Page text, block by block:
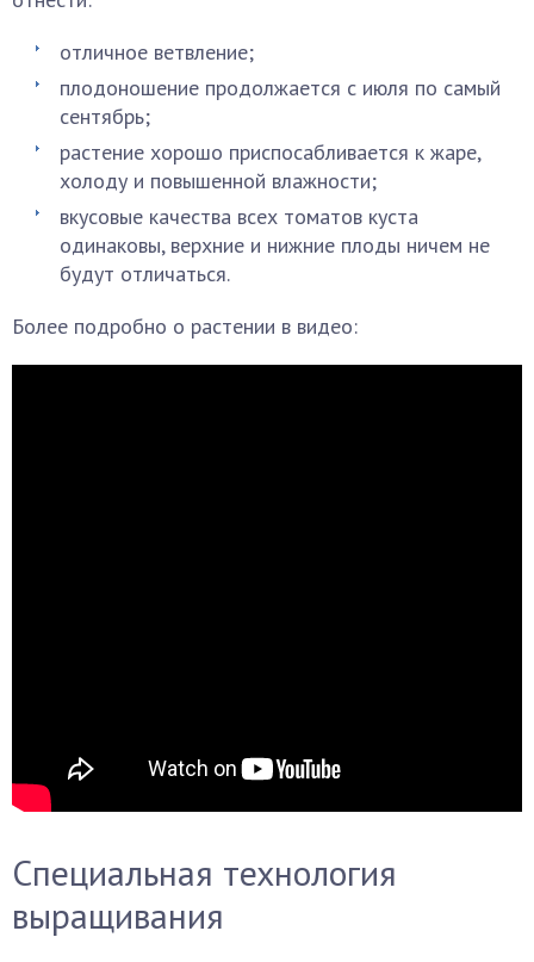
отличное ветвление;
плодоношение продолжается с июля по самый
сентябрь;
растение хорошо приспосабливается к жаре,
холоду и повышенной влажности;
вкусовые качества всех томатов куста
одинаковы, верхние и нижние плоды ничем не
будут отличаться.
Более подробно о растении в видео:
Специальная технология
выращивания